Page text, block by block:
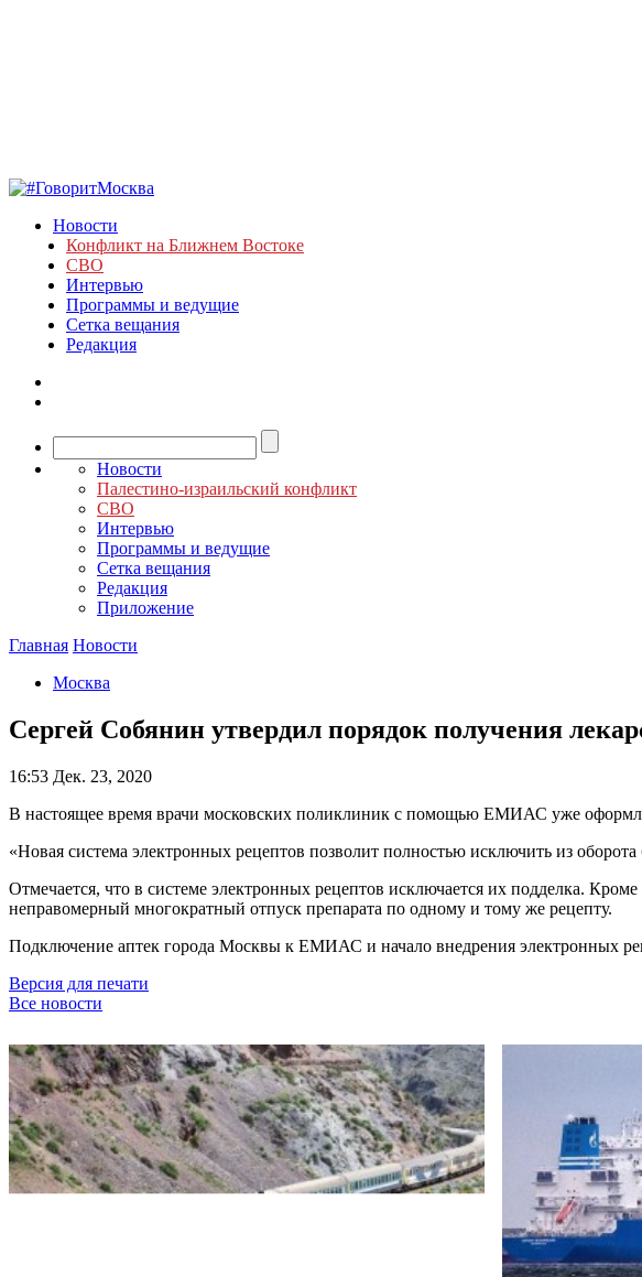
Новости
Конфликт на Ближнем Востоке
СВО
Интервью
Программы и ведущие
Сетка вещания
Редакция
Новости
Палестино-израильский конфликт
СВО
Интервью
Программы и ведущие
Сетка вещания
Редакция
Приложение
Главная Новости
Москва
Сергей Собянин утвердил порядок получения
16:53 Дек. 23, 2020
В настоящее время врачи московских поликлиник с помощью ЕМИАС уже
«Новая система электронных рецептов позволит полностью исключить из
Отмечается, что в системе электронных рецептов исключается их подделка.
неправомерный многократный отпуск препарата по одному и тому же рецепту.
Подключение аптек города Москвы к ЕМИАС и начало внедрения электронных
Версия для печати
Все новости